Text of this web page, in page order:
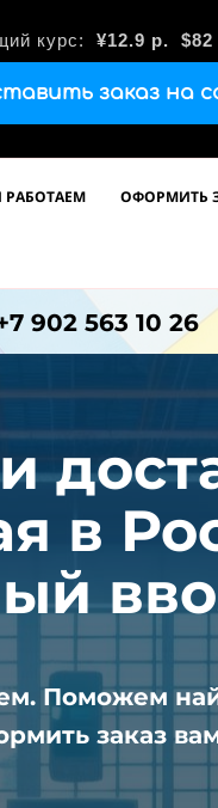
курс: ¥12.9 р. $82
заказ на
РАБОТАЕМ ОФОРМИТЬ
902 563 10 26
в
Поможем
заказ